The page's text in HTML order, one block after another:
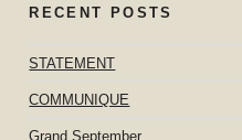
RECENT POSTS
STATEMENT
COMMUNIQUE
Grand September